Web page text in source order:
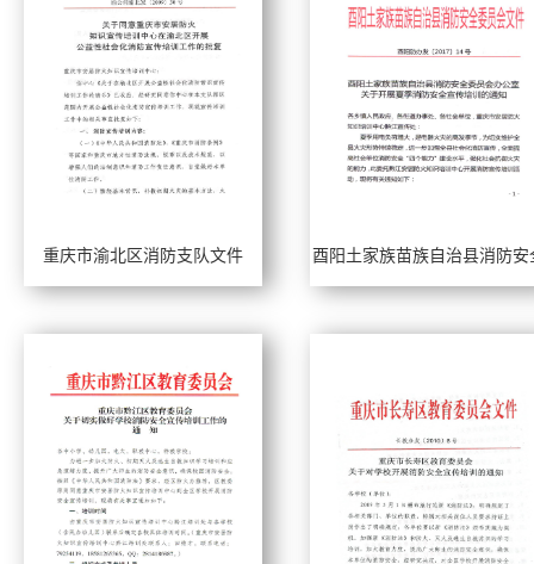
重庆市渝北区消防支队文件
工作年限：
擅长风格：
酉阳土家族苗族自治县消防安
工作年限：
擅长风格：